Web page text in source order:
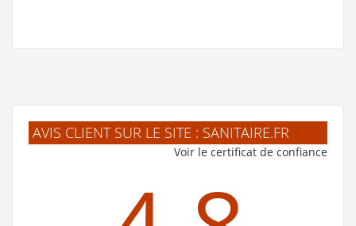
AVIS CLIENT SUR LE SITE : SANITAIRE.FR
Voir le certificat de confiance